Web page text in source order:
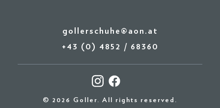
gollerschuhe@aon.at
+43 (0) 4852 / 68360
© 2026 Goller. All rights reserved.